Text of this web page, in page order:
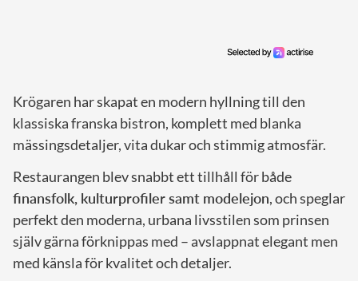
Krögaren har skapat en modern hyllning till den
klassiska franska bistron, komplett med blanka
mässingsdetaljer, vita dukar och stimmig atmosfär.
Restaurangen blev snabbt ett tillhåll för både
finansfolk, kulturprofiler samt modelejon, och speglar
perfekt den moderna, urbana livsstilen som prinsen
själv gärna förknippas med – avslappnat elegant men
med känsla för kvalitet och detaljer.